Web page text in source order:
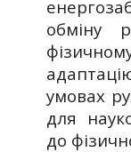
обміну
умовах
для
до